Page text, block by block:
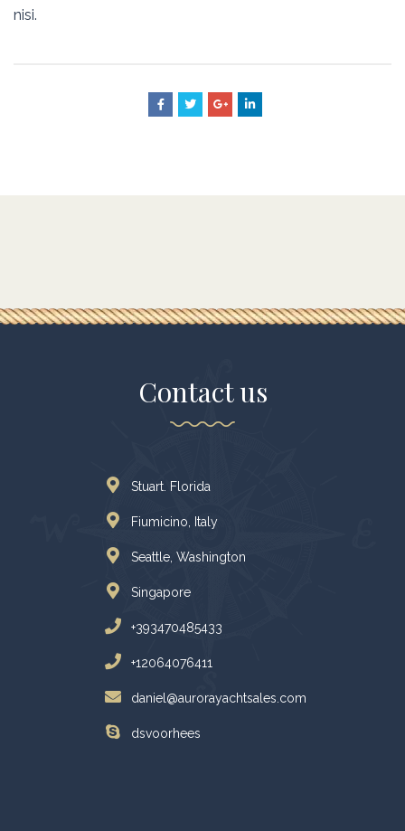
nisi.
Contact us
Stuart. Florida
Fiumicino, Italy
Seattle, Washington
Singapore
+393470485433
+12064076411
daniel@aurorayachtsales.com
dsvoorhees